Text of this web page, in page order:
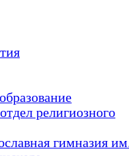
религиозного
гимназия